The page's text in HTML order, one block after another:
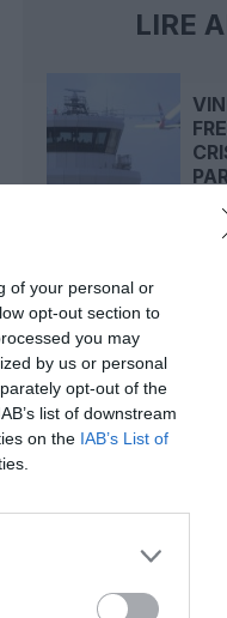
of your personal or
opt-out section to
you may
by us or personal
opt-out of the
list of downstream
on the IAB’s List of
LIRE